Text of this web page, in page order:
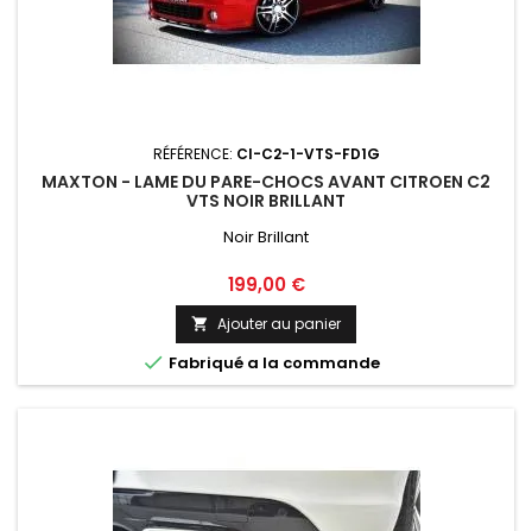
RÉFÉRENCE: CI-C2-1-VTS-FD1G
MAXTON - LAME DU PARE-CHOCS AVANT CITROEN C2
VTS NOIR BRILLANT
Noir Brillant
Prix
199,00 €
 Ajouter au panier
 Fabriqué a la commande